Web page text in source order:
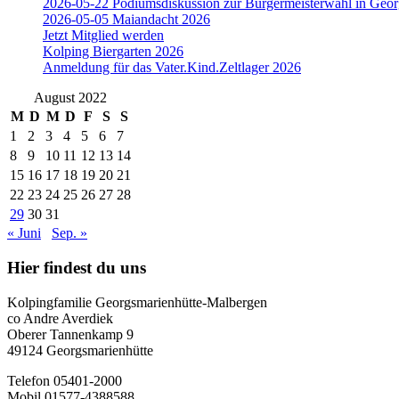
2026-05-22 Podiumsdiskussion zur Bürgermeisterwahl in
2026-05-05 Maiandacht 2026
Jetzt Mitglied werden
Kolping Biergarten 2026
Anmeldung für das Vater.Kind.Zeltlager 2026
August 2022
M D M D F S
S
1
2 3 4 5 6
7
8
9 10 11 12 13 14
15 16 17 18 19 20 21
22 23 24 25 26 27 28
29 30 31
« Juni
Sep. »
Hier findest du uns
Kolpingfamilie Georgsmarienhütte-Malbergen
co Andre Averdiek
Oberer Tannenkamp 9
49124 Georgsmarienhütte
Telefon 05401-2000